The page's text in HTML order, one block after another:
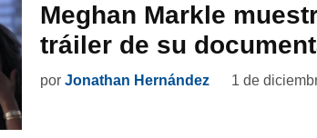
Meghan Markle
tráiler de su
por Jonathan Hernández 1 de